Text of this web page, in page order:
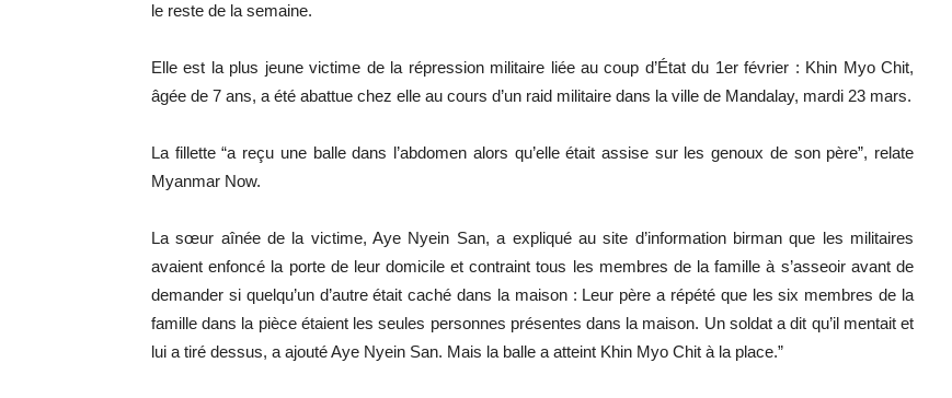
le reste de la semaine.
Elle est la plus jeune victime de la répression militaire liée au coup d’État du 1er février : Khin Myo Chit,
âgée de 7 ans, a été abattue chez elle au cours d’un raid militaire dans la ville de Mandalay, mardi 23 mars.
La fillette “a reçu une balle dans l’abdomen alors qu’elle était assise sur les genoux de son père”, relate
Myanmar Now.
La sœur aînée de la victime, Aye Nyein San, a expliqué au site d’information birman que les militaires
avaient enfoncé la porte de leur domicile et contraint tous les membres de la famille à s’asseoir avant de
demander si quelqu’un d’autre était caché dans la maison : Leur père a répété que les six membres de la
famille dans la pièce étaient les seules personnes présentes dans la maison. Un soldat a dit qu’il mentait et
lui a tiré dessus, a ajouté Aye Nyein San. Mais la balle a atteint Khin Myo Chit à la place.”